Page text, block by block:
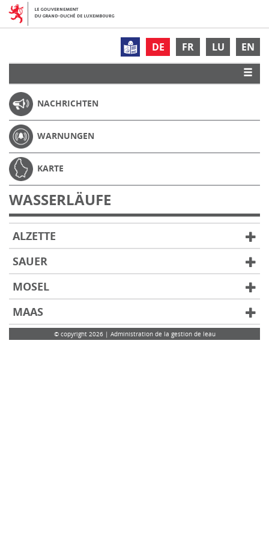
DE FR LU EN
NACHRICHTEN
WARNUNGEN
KARTE
WASSERLÄUFE
ALZETTE
SAUER
MOSEL
MAAS
© copyright 2026 | Administration de la gestion de leau